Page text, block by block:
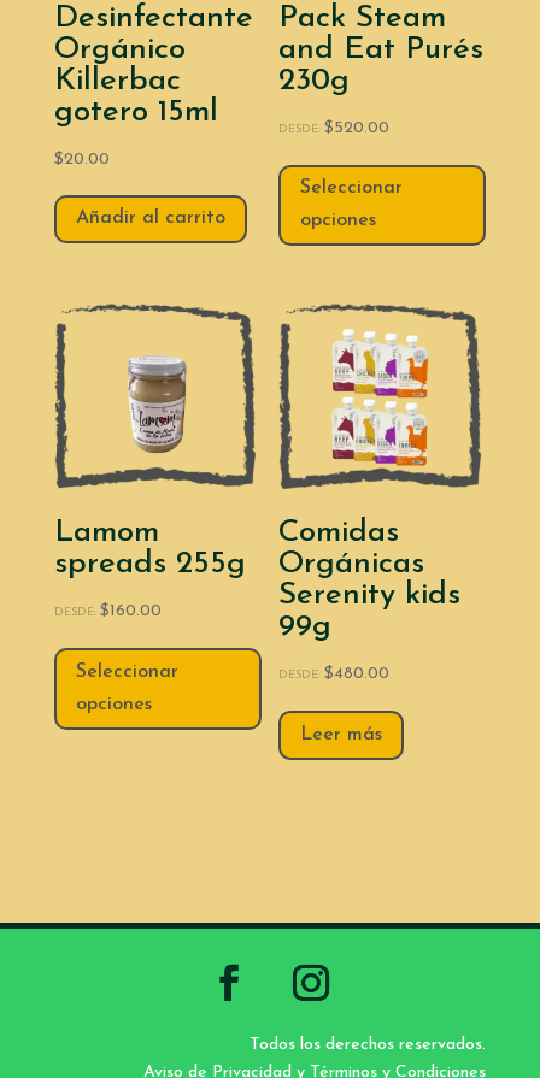
Desinfectante
Orgánico
Killerbac
gotero 15ml
$20.00
Añadir al carrito
Pack Steam
and Eat Purés
230g
DESDE:$520.00
Seleccionar
opciones
Lamom
spreads 255g
DESDE: $160.00
Seleccionar
opciones
Comidas
Orgánicas
Serenity kids
99g
DESDE:$480.00
Leer más
Todos los derechos reservados.
Aviso de Privacidad y Términos y Condiciones